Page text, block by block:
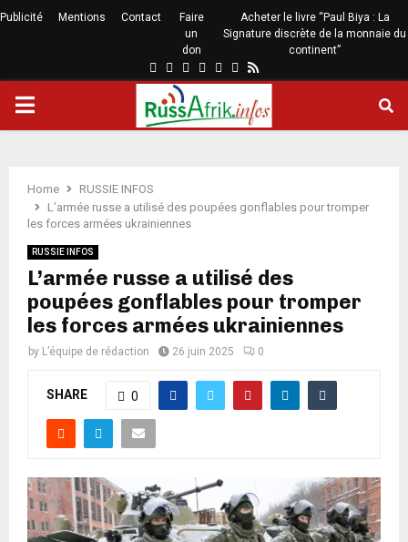
Publicité Mentions Contact
Faire
un
don
Acheter le livre “Paul Biya : La
Signature discrète de la monnaie du
continent”
Home
RUSSIE INFOS
L’armée russe a utilisé des poupées gonflables pour tromper
les forces armées ukrainiennes
RUSSIE INFOS
L’armée russe a utilisé des
poupées gonflables pour tromper
les forces armées ukrainiennes
by L’équipe de rédaction 26 juin 2025 0
SHARE 0